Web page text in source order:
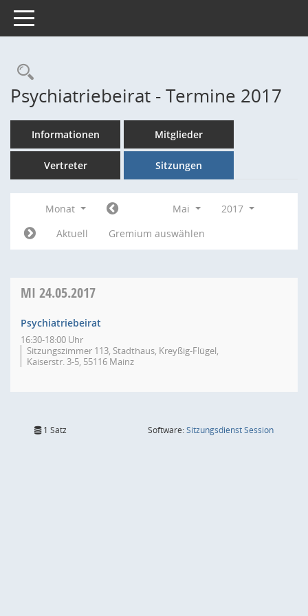
Toggle navigation
Rechercheauswahl
Psychiatriebeirat - Termine 2017
Informationen Mitglieder
Vertreter Sitzungen
Monat Mai
2017
Aktuell
Gremium auswählen
MI 24.05.2017
Psychiatriebeirat
16:30-18:00 Uhr
Sitzungszimmer 113, Stadthaus, Kreyßig-Flügel,
Kaiserstr. 3-5, 55116 Mainz
1 Satz Software:SitzungsdienstSession(Wird in